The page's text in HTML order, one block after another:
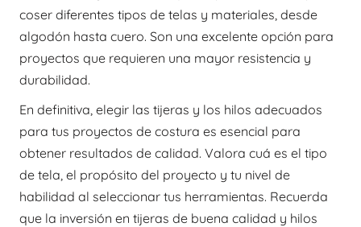
coser diferentes tipos de telas y materiales, desde
algodón hasta cuero. Son una excelente opción para
proyectos que requieren una mayor resistencia y
durabilidad.
En definitiva, elegir las tijeras y los hilos adecuados
para tus proyectos de costura es esencial para
obtener resultados de calidad. Valora cuá es el tipo
de tela, el propósito del proyecto y tu nivel de
habilidad al seleccionar tus herramientas. Recuerda
que la inversión en tijeras de buena calidad y hilos